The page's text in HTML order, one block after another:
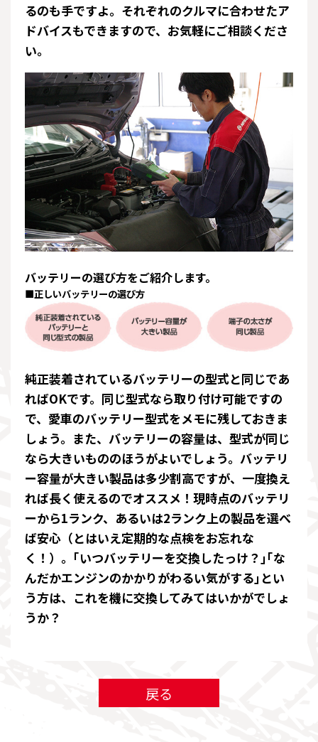
るのも手ですよ。それぞれのクルマに合わせたア
ドバイスもできますので、お気軽にご相談くださ
い。
バッテリーの選び方をご紹介します。
■正しいバッテリーの選び方
純正装着されているバッテリーの型式と同じであ
ればOKです。同じ型式なら取り付け可能ですの
で、愛車のバッテリー型式をメモに残しておきま
しょう。また、バッテリーの容量は、型式が同じ
なら大きいもののほうがよいでしょう。バッテリ
ー容量が大きい製品は多少割高ですが、一度換え
れば長く使えるのでオススメ！現時点のバッテリ
ーから1ランク、あるいは2ランク上の製品を選べ
ば安心（とはいえ定期的な点検をお忘れな
く！）。｢いつバッテリーを交換したっけ？｣｢な
んだかエンジンのかかりがわるい気がする｣とい
う方は、これを機に交換してみてはいかがでしょ
うか？
戻る